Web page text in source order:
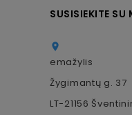
SUSISIEKITE SU

emažylis
Žygimantų g. 37
LT-21156